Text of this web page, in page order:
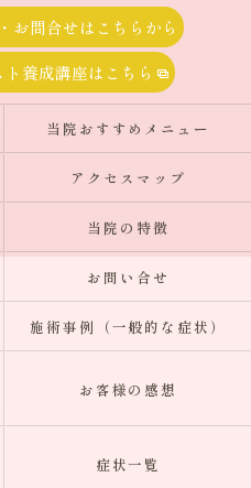
お問合せはこちらから
養成講座はこちら
当院おすすめメニュー
アクセスマップ
当院の特徴
お問い合せ
施術事例（一般的な症状）
お客様の感想
症状一覧